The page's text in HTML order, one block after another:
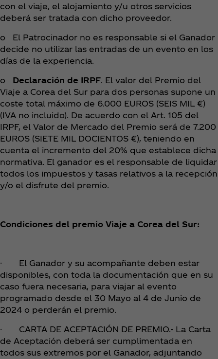
con el viaje, el alojamiento y/u otros servicios
deberá ser tratada con dicho proveedor.
o El Patrocinador no es responsable si el Ganador
decide no utilizar las entradas de un evento en los
días de la experiencia.
o Declaración de IRPF. El valor del Premio del
Viaje a Corea del Sur para dos personas supone un
coste total máximo de 6.000 EUROS (SEIS MIL €)
(IVA no incluido). De acuerdo con el Art. 105 del
IRPF, el Valor de Mercado del Premio será de 7.200
EUROS (SIETE MIL DOCIENTOS €), teniendo en
cuenta el incremento del 20% que establece dicha
normativa. El ganador es el responsable de liquidar
todos los impuestos y tasas relativos a la recepción
y/o el disfrute del premio.
Condiciones del premio Viaje a Corea del Sur:
· El Ganador y su acompañante deben estar
disponibles, con toda la documentación que en su
caso fuera necesaria, para viajar al evento
programado desde el 30 Mayo al 4 de Junio de
2024 o perderán el premio.
· CARTA DE ACEPTACIÓN DE PREMIO.- La Carta
de Aceptación deberá ser cumplimentada en
todos sus extremos por el Ganador, adjuntando